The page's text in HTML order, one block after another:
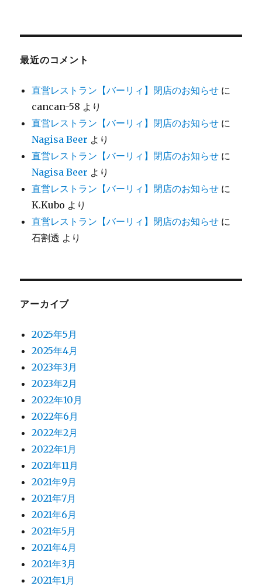
最近のコメント
直営レストラン【バーリィ】閉店のお知らせ に
cancan-58 より
直営レストラン【バーリィ】閉店のお知らせ に
Nagisa Beer より
直営レストラン【バーリィ】閉店のお知らせ に
Nagisa Beer より
直営レストラン【バーリィ】閉店のお知らせ に
K.Kubo より
直営レストラン【バーリィ】閉店のお知らせ に
石割透 より
アーカイブ
2025年5月
2025年4月
2023年3月
2023年2月
2022年10月
2022年6月
2022年2月
2022年1月
2021年11月
2021年9月
2021年7月
2021年6月
2021年5月
2021年4月
2021年3月
2021年1月